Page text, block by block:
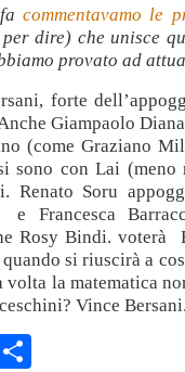
commentavamo le
dire) che unisce
provato ad
forte
Giampaolo
(come Graziano
sono con Lai (meno
Renato Soru
Francesca
Rosy Bindi. voterà
si riuscirà a
volta la matematica
Vince
WhatsApp